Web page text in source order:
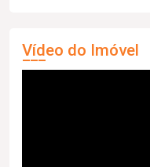
Vídeo do Imóvel